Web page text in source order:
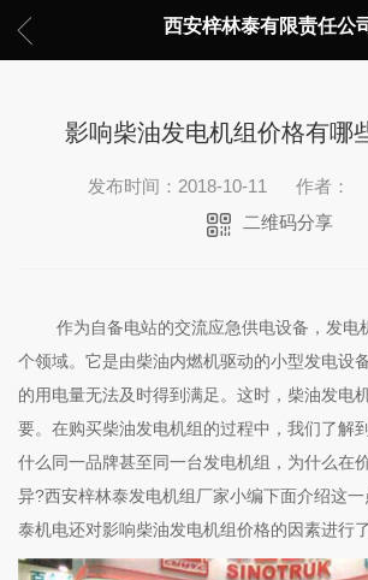
西安梓林泰有限责任公
影响柴油发电机组价格有哪
发布时间：2018-10-11 作者：
二维码分享
作为自备电站的交流应急供电设备，发电
个领域。它是由柴油内燃机驱动的小型发电设
的用电量无法及时得到满足。这时，柴油发电
要。在购买柴油发电机组的过程中，我们了解
什么同一品牌甚至同一台发电机组，为什么在
异?西安梓林泰发电机组厂家小编下面介绍这
泰机电还对影响柴油发电机组价格的因素进行